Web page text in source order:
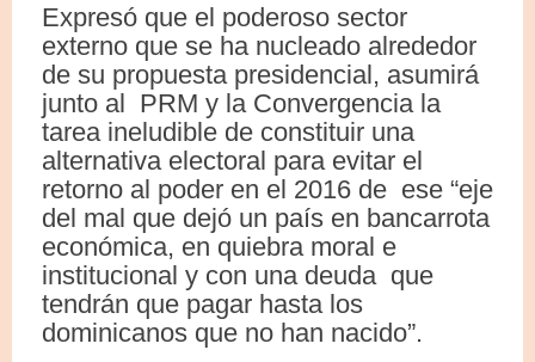
Expresó que el poderoso sector
externo que se ha nucleado alrededor
de su propuesta presidencial, asumirá
junto al PRM y la Convergencia la
tarea ineludible de constituir una
alternativa electoral para evitar el
retorno al poder en el 2016 de ese “eje
del mal que dejó un país en bancarrota
económica, en quiebra moral e
institucional y con una deuda que
tendrán que pagar hasta los
dominicanos que no han nacido”.